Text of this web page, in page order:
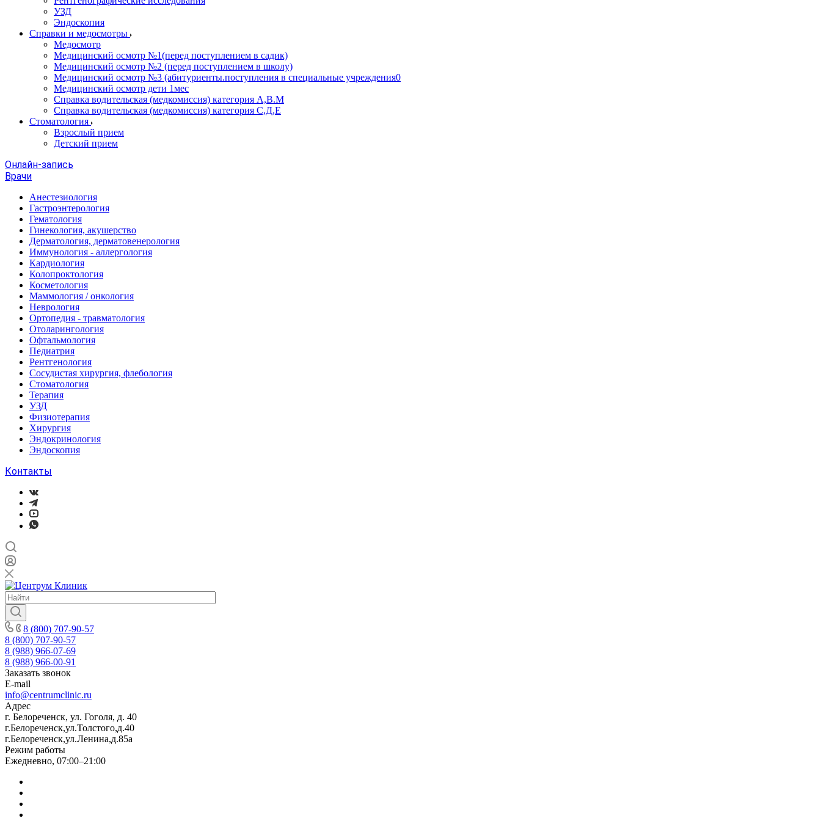
УЗД
Эндоскопия
Справки и медосмотры
Медосмотр
Медицинский осмотр №1(перед поступлением в садик)
Медицинский осмотр №2 (перед поступлением в школу)
Медицинский осмотр №3 (абитуриенты.поступления в специальные учреждения0
Медицинский осмотр дети 1мес
Справка водительская (медкомиссия) категория А,В.М
Справка водительская (медкомиссия) категория С,Д,Е
Стоматология
Взрослый прием
Детский прием
Онлайн-запись
Врачи
Анестезиология
Гастроэнтерология
Гематология
Гинекология, акушерство
Дерматология, дерматовенерология
Иммунология - аллергология
Кардиология
Колопроктология
Косметология
Маммология / онкология
Неврология
Ортопедия - травматология
Отоларингология
Офтальмология
Педиатрия
Рентгенология
Сосудистая хирургия, флебология
Стоматология
Терапия
УЗД
Физиотерапия
Хирургия
Эндокринология
Эндоскопия
Контакты
8 (800) 707-90-57
8 (800) 707-90-57
8 (988) 966-07-69
8 (988) 966-00-91
Заказать звонок
E-mail
info@centrumclinic.ru
Адрес
г. Белореченск, ул. Гоголя, д. 40
г.Белореченск,ул.Толстого,д.40
г.Белореченск,ул.Ленина,д.85а
Режим работы
Ежедневно, 07:00–21:00